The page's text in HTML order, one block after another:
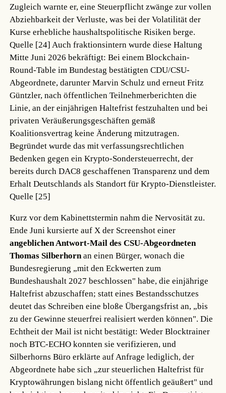
Zugleich warnte er, eine Steuerpflicht zwänge zur vollen
Abziehbarkeit der Verluste, was bei der Volatilität der
Kurse erhebliche haushaltspolitische Risiken berge.
Quelle [24] Auch fraktionsintern wurde diese Haltung
Mitte Juni 2026 bekräftigt: Bei einem Blockchain-
Round-Table im Bundestag bestätigten CDU/CSU-
Abgeordnete, darunter Marvin Schulz und erneut Fritz
Güntzler, nach öffentlichen Teilnehmerberichten die
Linie, an der einjährigen Haltefrist festzuhalten und bei
privaten Veräußerungsgeschäften gemäß
Koalitionsvertrag keine Änderung mitzutragen.
Begründet wurde das mit verfassungsrechtlichen
Bedenken gegen ein Krypto-Sondersteuerrecht, der
bereits durch DAC8 geschaffenen Transparenz und dem
Erhalt Deutschlands als Standort für Krypto-Dienstleister.
Quelle [25]
Kurz vor dem Kabinettstermin nahm die Nervosität zu.
Ende Juni kursierte auf X der Screenshot einer
angeblichen Antwort-Mail des CSU-Abgeordneten
Thomas Silberhornan einen Bürger, wonach die
Bundesregierung „mit den Eckwerten zum
Bundeshaushalt 2027 beschlossen" habe, die einjährige
Haltefrist abzuschaffen; statt eines Bestandsschutzes
deutet das Schreiben eine bloße Übergangsfrist an, „bis
zu der Gewinne steuerfrei realisiert werden können". Die
Echtheit der Mail ist nicht bestätigt: Weder Blocktrainer
noch BTC-ECHO konnten sie verifizieren, und
Silberhorns Büro erklärte auf Anfrage lediglich, der
Abgeordnete habe sich „zur steuerlichen Haltefrist für
Kryptowährungen bislang nicht öffentlich geäußert" und